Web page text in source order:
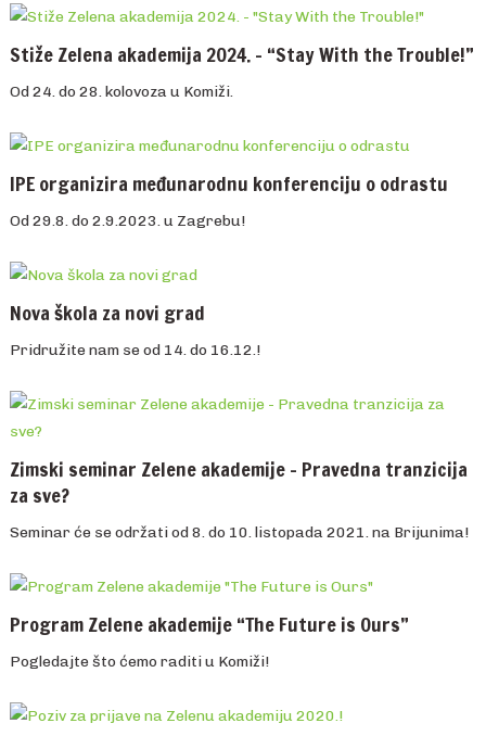
Stiže Zelena akademija 2024. – “Stay With the Trouble!”
Od 24. do 28. kolovoza u Komiži.
IPE organizira međunarodnu konferenciju o odrastu
Od 29.8. do 2.9.2023. u Zagrebu!
Nova škola za novi grad
Pridružite nam se od 14. do 16.12.!
Zimski seminar Zelene akademije – Pravedna tranzicija
za sve?
Seminar će se održati od 8. do 10. listopada 2021. na Brijunima!
Program Zelene akademije “The Future is Ours”
Pogledajte što ćemo raditi u Komiži!